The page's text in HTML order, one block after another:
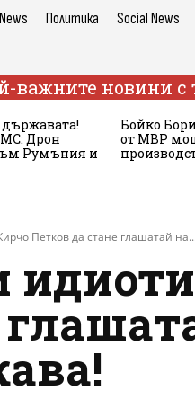
Политика Social News
важните новини с
Дрон
Румъния и
Бойко
от МВР
Петков да стане глашатай